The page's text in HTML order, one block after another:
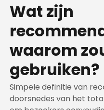
Wat zijn
waarom
gebruiken?
Simpele definitie van
doorsnedes van het